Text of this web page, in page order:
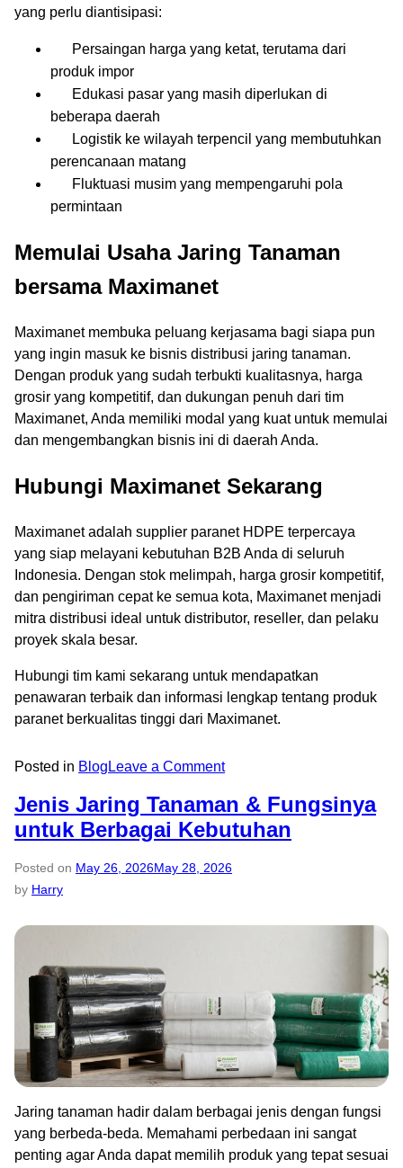
yang perlu diantisipasi:
Persaingan harga yang ketat, terutama dari
produk impor
Edukasi pasar yang masih diperlukan di
beberapa daerah
Logistik ke wilayah terpencil yang membutuhkan
perencanaan matang
Fluktuasi musim yang mempengaruhi pola
permintaan
Memulai Usaha Jaring Tanaman
bersama Maximanet
Maximanet membuka peluang kerjasama bagi siapa pun
yang ingin masuk ke bisnis distribusi jaring tanaman.
Dengan produk yang sudah terbukti kualitasnya, harga
grosir yang kompetitif, dan dukungan penuh dari tim
Maximanet, Anda memiliki modal yang kuat untuk memulai
dan mengembangkan bisnis ini di daerah Anda.
Hubungi Maximanet Sekarang
Maximanet adalah supplier paranet HDPE terpercaya
yang siap melayani kebutuhan B2B Anda di seluruh
Indonesia. Dengan stok melimpah, harga grosir kompetitif,
dan pengiriman cepat ke semua kota, Maximanet menjadi
mitra distribusi ideal untuk distributor, reseller, dan pelaku
proyek skala besar.
Hubungi tim kami sekarang untuk mendapatkan
penawaran terbaik dan informasi lengkap tentang produk
paranet berkualitas tinggi dari Maximanet.
Posted in Blog Leave a Comment
Jenis Jaring Tanaman & Fungsinya
untuk Berbagai Kebutuhan
Posted on May 26, 2026May 28, 2026
by Harry
Jaring tanaman hadir dalam berbagai jenis dengan fungsi
yang berbeda-beda. Memahami perbedaan ini sangat
penting agar Anda dapat memilih produk yang tepat sesuai